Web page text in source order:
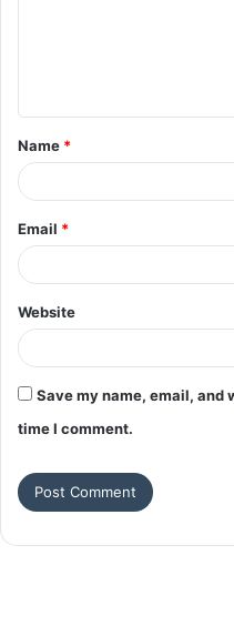
t
*
Name *
Email *
Website
Save my name, email, and
time I comment.